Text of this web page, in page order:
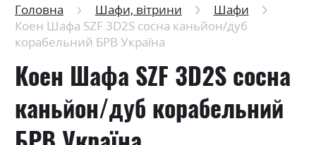
Головна Шафи, вітрини
Шафи
Коен Шафа SZF 3D2S сосна каньйон/дуб
корабельний БРВ Україна
Коен Шафа SZF 3D2S сосна
каньйон/дуб корабельний